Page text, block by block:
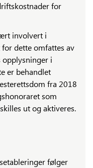
for
involvert i
dette omfattes av
i
er behandlet
fra 2018
som
ut og aktiveres.
følger